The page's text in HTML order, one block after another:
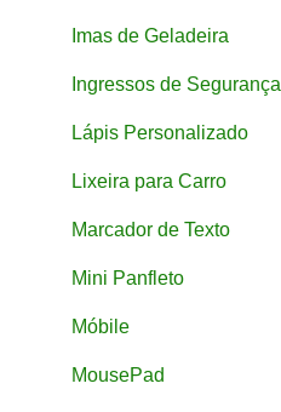
Imas de Geladeira
Ingressos de Segurança
Lápis Personalizado
Lixeira para Carro
Marcador de Texto
Mini Panfleto
Móbile
MousePad